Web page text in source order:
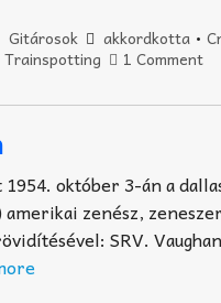
Gitárosok akkordkotta •
Trainspotting 1 Comment
október 3-án a
zenész,
SRV.